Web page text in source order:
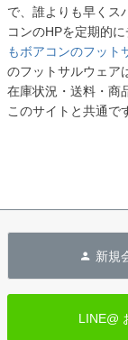
で、誰よりも早くス
コンのHPを定期的
もボアコンのフット
のフットサルウェア
在庫状況・送料・商
このサイトと共通で
新規
LINE@